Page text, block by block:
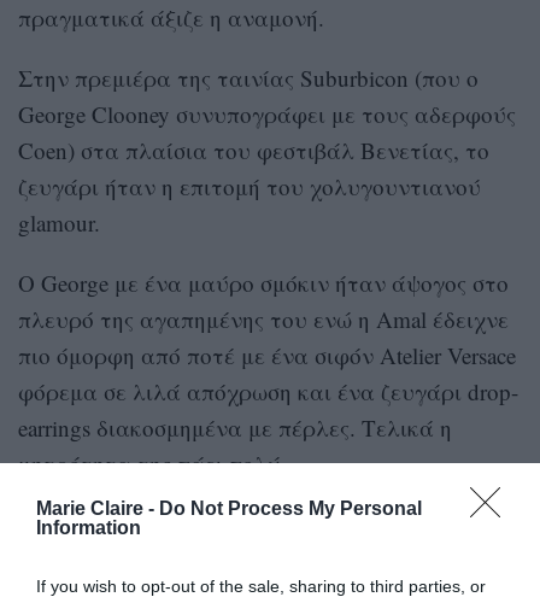
Marie Claire - Do Not Process My Personal
Information
If you wish to opt-out of the sale, sharing to third parties, or
πραγματικά άξιζε η αναμονή.
Στην πρεμιέρα της ταινίας Suburbicon (που ο
George Clooney συνυπογράφει με τους αδερφούς
Coen) στα πλαίσια του φεστιβάλ Βενετίας, το
ζευγάρι ήταν η επιτομή του χολυγουντιανού
glamour.
Ο George με ένα μαύρο σμόκιν ήταν άψογος στο
πλευρό της αγαπημένης του ενώ η Amal έδειχνε
πιο όμορφη από ποτέ με ένα σιφόν Atelier Versace
φόρεμα σε λιλά απόχρωση και ένα ζευγάρι drop-
earrings διακοσμημένα με πέρλες. Τελικά η
μητρότητα της πάει πολύ.